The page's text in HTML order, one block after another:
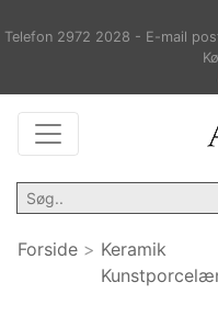
Telefon 2972 2028 - E-mail
Forside > Keramik